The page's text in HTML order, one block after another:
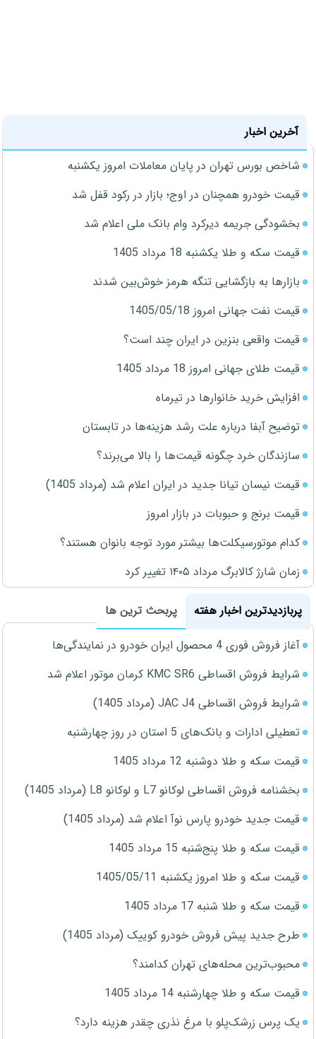
آخرین اخبار
شاخص بورس تهران در پایان معاملات امروز یکشنبه
قیمت خودرو همچنان در اوج؛ بازار در رکود قفل شد
بخشودگی جریمه دیرکرد وام بانک ملی اعلام شد
قیمت سکه و طلا یکشنبه 18 مرداد 1405
بازارها به بازگشایی تنگه هرمز خوش‌بین شدند
قیمت نفت جهانی امروز 1405/05/18
قیمت واقعی بنزین در ایران چند است؟
قیمت طلای جهانی امروز 18 مرداد 1405
افزایش خرید خانوارها در تیرماه
توضیح آبفا درباره علت رشد هزینه‌ها در تابستان
سازندگان خرد چگونه قیمت‌ها را بالا می‌برند؟
قیمت نیسان تیانا جدید در ایران اعلام شد (مرداد 1405)
قیمت برنج و حبوبات در بازار امروز
کدام موتورسیکلت‌ها بیشتر مورد توجه بانوان هستند؟
زمان شارژ کالابرگ مرداد ۱۴۰۵ تغییر کرد
پربازدیدترین اخبار هفته
پربحث ترین ها
آغاز فروش فوری 4 محصول ایران خودرو در نمایندگی‌ها
شرایط فروش اقساطی KMC SR6 کرمان موتور اعلام شد
شرایط فروش اقساطی JAC J4 (مرداد 1405)
تعطیلی ادارات و بانک‌های 5 استان در روز چهارشنبه
قیمت سکه و طلا دوشنبه 12 مرداد 1405
بخشنامه فروش اقساطی لوکانو L7 و لوکانو L8 (مرداد 1405)
قیمت جدید خودرو پارس نوآ اعلام شد (مرداد 1405)
قیمت سکه و طلا پنج‌شنبه 15 مرداد 1405
قیمت سکه و طلا امروز یکشنبه 1405/05/11
قیمت سکه و طلا شنبه 17 مرداد 1405
طرح جدید پیش فروش خودرو کوییک (مرداد 1405)
محبوب‌ترین محله‌های تهران کدامند؟
قیمت سکه و طلا چهارشنبه 14 مرداد 1405
یک پرس زرشک‌پلو با مرغ نذری چقدر هزینه دارد؟